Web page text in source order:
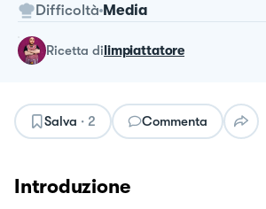
Difficoltà Media
ricetta dilimpiattatore
Salva · 2 Commenta
Introduzione